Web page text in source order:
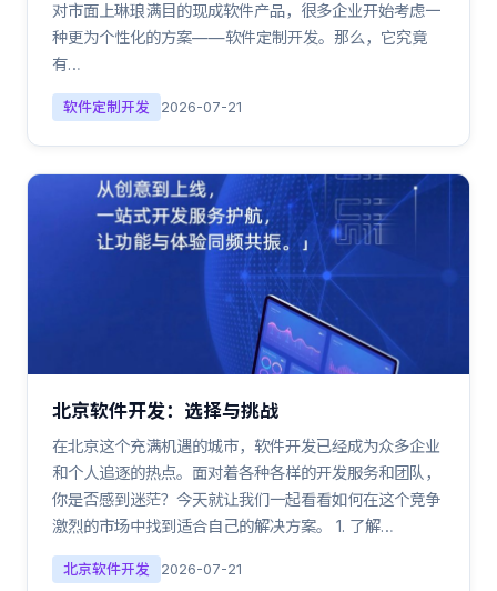
对市面上琳琅满目的现成软件产品，很多企业开始考虑一
种更为个性化的方案——软件定制开发。那么，它究竟
有…
软件定制开发 2026-07-21
北京软件开发：选择与挑战
在北京这个充满机遇的城市，软件开发已经成为众多企业
和个人追逐的热点。面对着各种各样的开发服务和团队，
你是否感到迷茫？今天就让我们一起看看如何在这个竞争
激烈的市场中找到适合自己的解决方案。 1. 了解…
北京软件开发 2026-07-21